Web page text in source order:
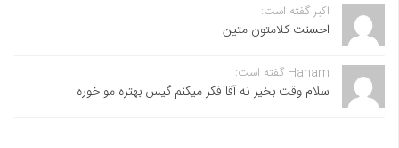
اکبر گفته است:
احسنت ‌کلامتون متین
Hanam گفته است:
سلام وقت بخیر نه آقا فکر میکنم گیس بهتره مو خوره...